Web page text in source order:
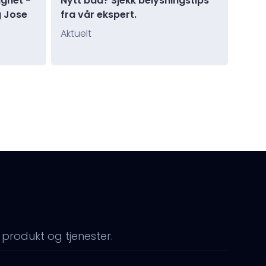
Jose
fra vår ekspert.
Aktuelt
og tjenester.